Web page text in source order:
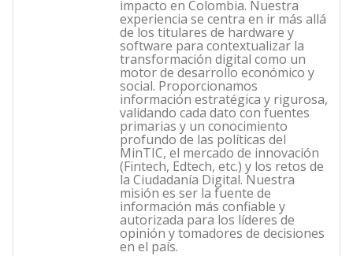
impacto en Colombia. Nuestra
experiencia se centra en ir más allá
de los titulares de hardware y
software para contextualizar la
transformación digital como un
motor de desarrollo económico y
social. Proporcionamos
información estratégica y rigurosa,
validando cada dato con fuentes
primarias y un conocimiento
profundo de las políticas del
MinTIC, el mercado de innovación
(Fintech, Edtech, etc.) y los retos de
la Ciudadanía Digital. Nuestra
misión es ser la fuente de
información más confiable y
autorizada para los líderes de
opinión y tomadores de decisiones
en el país.